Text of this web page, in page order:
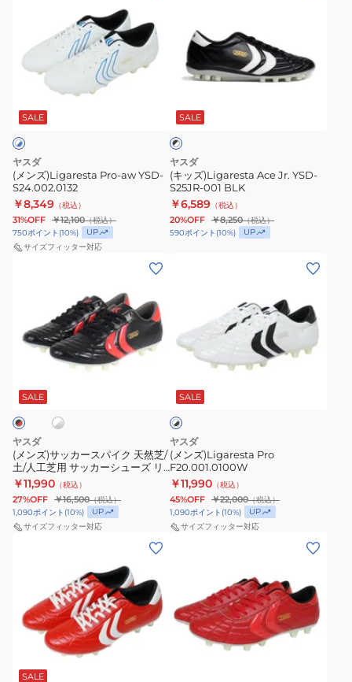
ズ)Ligaresta
aw
YSD-
S24.002.0132
SALE
ヤスダ
(メンズ)Ligaresta Pro-aw YSD-
S24.002.0132
￥8,349 （税込）
31%OFF ￥12,100（税込）
750ポイント (10%)
UP
サイズフィッター対応
Ace
YSD-
001
BLK
SALE
ワ
イ
ト
ヤスダ
(キッズ)Ligaresta Ace Jr. YSD-
S25JR-001 BLK
￥6,589 （税込）
20%OFF ￥8,250（税込）
590ポイント (10%) UP
ッ
ス
パ
イ
ク
天
然
芝/
土/
サ
ー
SALE
ヤスダ
(メンズ)サッカースパイク 天然芝/
土/人工芝用 サッカーシューズ リ
ガレスタ Pro-ex2 S24.001
￥11,990 （税込）
27%OFF ￥16,500（税込）
1,090ポイント (10%)
UP
サイズフィッター対応
F20.001.0100W
SALE
×
ラ
ッ
ク
ヤスダ
(メンズ)Ligaresta Pro
F20.001.0100W
￥11,990 （税込）
45%OFF ￥22,000（税込）
1,090ポイント (10%)
UP
サイズフィッター対応
ズ)Ligaresta
aw
YSD-
S24.002.0201
SALE
ズ)Ligaresta
F20.001.0202W
レ